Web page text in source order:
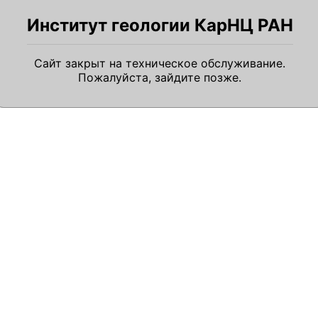
Институт геологии КарНЦ РАН
Сайт закрыт на техническое обслуживание.
Пожалуйста, зайдите позже.